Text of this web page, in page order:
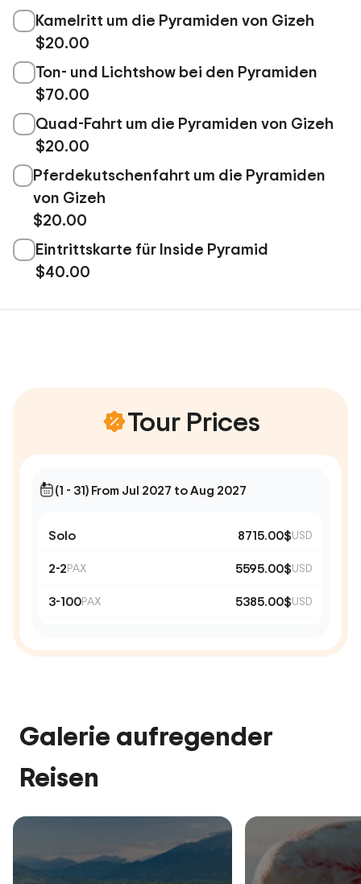
Kamelritt um die Pyramiden von Gizeh
$20.00
Ton- und Lichtshow bei den Pyramiden
$70.00
Quad-Fahrt um die Pyramiden von Gizeh
$20.00
Pferdekutschenfahrt um die Pyramiden
von Gizeh
$20.00
Eintrittskarte für Inside Pyramid
$40.00
Tour Prices
(1 - 31) From Jul 2027 to Aug 2027
Solo 8715.00$USD
2-2PAX 5595.00$USD
3-100PAX 5385.00$USD
Galerie aufregender
Reisen